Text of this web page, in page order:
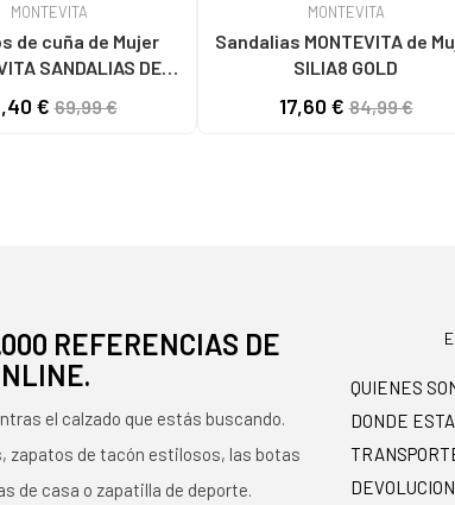
MONTEVITA
de cuña de Mujer
SANDALIAS DE
€69,99 €
MONTEVITA
Sandalias MONTEVITA de Mujer
SILIA8 GOLD
17,60 €84,99 €
REFERENCIAS DE
el calzado que estás buscando.
zapatos de tacón estilosos, las botas
de casa o zapatilla de deporte.
QUIENES
DONDE